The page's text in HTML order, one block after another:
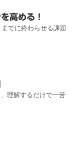
高める！
でに終わらせる課題
理解するだけで一苦